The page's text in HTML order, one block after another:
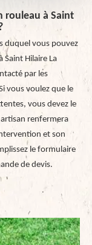
rouleau à Saint
duquel vous pouvez
Saint Hilaire La
par les
vous voulez que le
vous devez le
renfermera
et son
le formulaire
de devis.